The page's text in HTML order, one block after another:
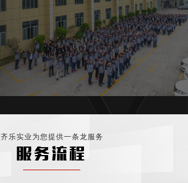
齐乐实业为您提供一条龙服务
服务流程